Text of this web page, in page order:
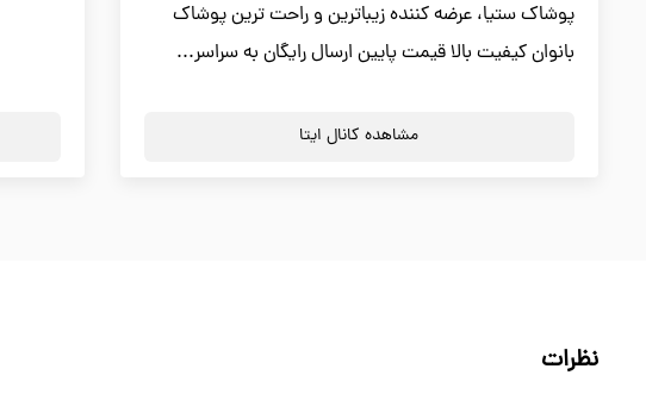
پوشاک ستیا، عرضه کننده زیباترین و راحت ترین پوشاک
بانوان کیفیت بالا قیمت پایین ارسال رایگان به سراسر...
مشاهده کانال ایتا
نظرات